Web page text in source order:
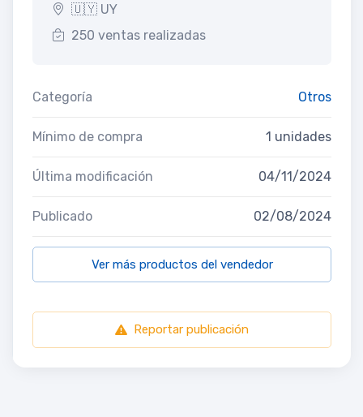
🇺🇾 UY
250 ventas realizadas
Categoría Otros
Mínimo de compra 1 unidades
Última modificación 04/11/2024
Publicado 02/08/2024
Ver más productos del vendedor
Reportar publicación